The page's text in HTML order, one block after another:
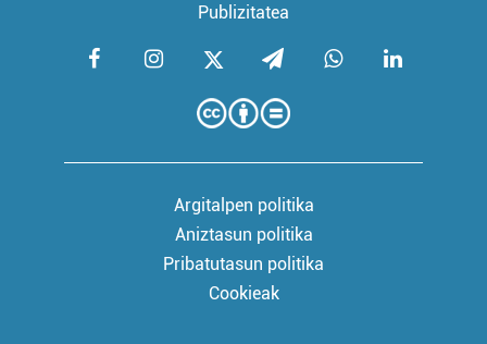
Publizitatea
Argitalpen politika
Aniztasun politika
Pribatutasun politika
Cookieak